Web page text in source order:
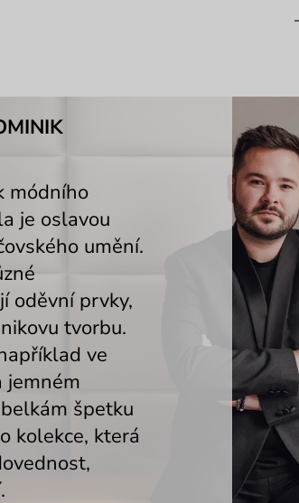
módního
je oslavou
umění.
oděvní prvky,
tvorbu.
ve
jemném
špetku
kolekce, která